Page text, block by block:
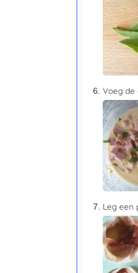
Voeg de
Leg een